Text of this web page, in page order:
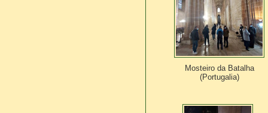
Mosteiro da Batalha
(Portugalia)